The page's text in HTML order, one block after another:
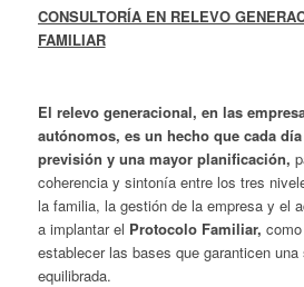
CONSULTORÍA EN RELEVO
FAMILIAR
El relevo generacional, en las
autónomos, es un hecho que cada día
previsión y una mayor planificación,
coherencia y sintonía entre los tres
la familia, la gestión de la empresa y el
a implantar el Protocolo Familiar,
establecer las bases que garanticen
equilibrada.